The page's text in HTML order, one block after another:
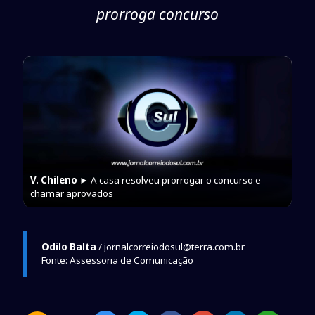
prorroga concurso
V. Chileno ► A casa resolveu prorrogar o concurso e
chamar aprovados
Odilo Balta / jornalcorreiodosul@terra.com.br
Fonte: Assessoria de Comunicação